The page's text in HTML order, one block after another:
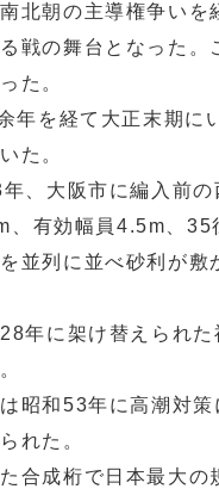
北朝の主導権争い
戦の舞台となった
た。
を経て大正末期に
た。
、大阪市に編入前の
、有効幅員4.5m、35
並列に並べ砂利が
年に架け替えられた
昭和53年に高潮対策
れた。
合成桁で日本最大の